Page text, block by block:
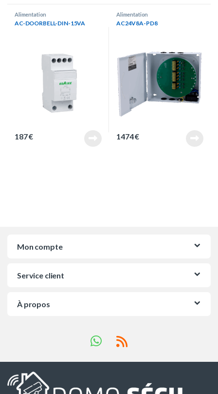
Alimentation
AC-DOORBELL-DIN-15VA
187€
Alimentation
AC24V8A-PD8
1474€
Mon compte
Service client
À propos